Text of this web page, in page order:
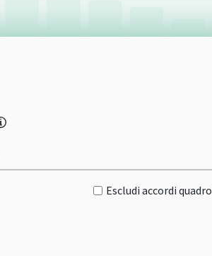
Escludi accordi quadro